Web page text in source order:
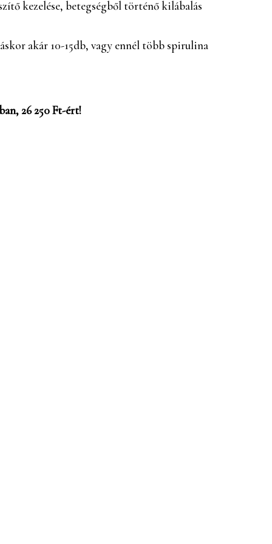
kezelése, betegségből történő kilábalás
akár 10-15db, vagy ennél több spirulina
26 250 Ft-ért!